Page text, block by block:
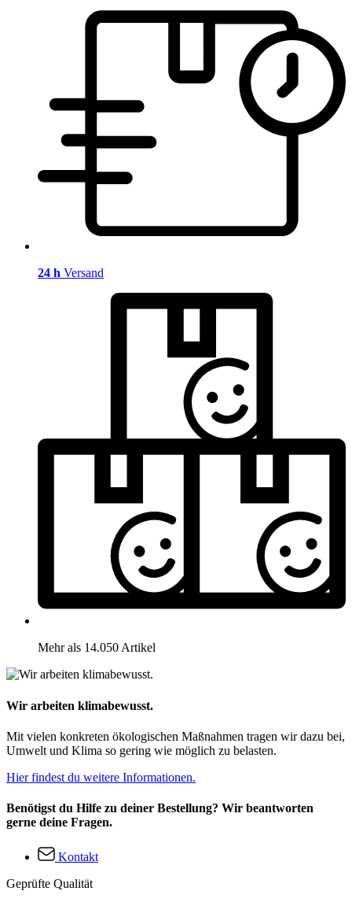
24 h Versand
Mehr als 14.050 Artikel
Wir arbeiten klimabewusst.
Mit vielen konkreten ökologischen Maßnahmen tragen wir dazu bei,
Umwelt und Klima so gering wie möglich zu belasten.
Hier findest du weitere Informationen.
Benötigst du Hilfe zu deiner Bestellung? Wir beantworten
gerne deine Fragen.
Kontakt
Geprüfte Qualität